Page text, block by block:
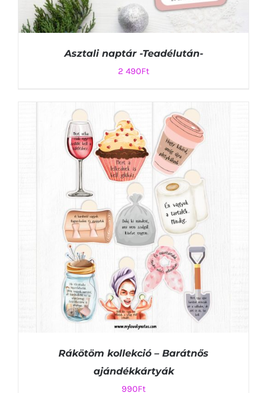
KOSÁRBA TESZEM
/
RÉSZLETEK
Asztali naptár -Teadélután-
2 490Ft
Rákötöm kollekció – Barátnős
ajándékkártyák
990Ft